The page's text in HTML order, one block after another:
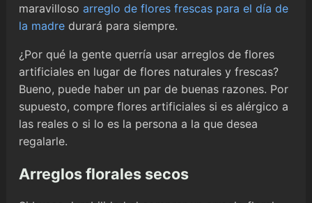
maravilloso arreglo de flores frescas para el día de
la madre durará para siempre.
¿Por qué la gente querría usar arreglos de flores
artificiales en lugar de flores naturales y frescas?
Bueno, puede haber un par de buenas razones. Por
supuesto, compre flores artificiales si es alérgico a
las reales o si lo es la persona a la que desea
regalarle.
Arreglos florales secos